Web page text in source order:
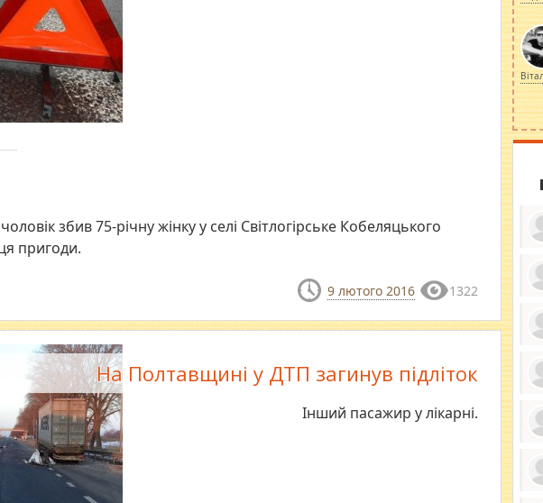
збив 75-річну жінку у селі Світлогірське Кобеляцького
пригоди.
9 лютого 2016 1322
На Полтавщині у ДТП загинув підліток
Інший пасажир у лікарні.